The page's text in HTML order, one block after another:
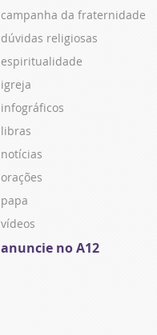
campanha da fraternidade
dúvidas religiosas
espiritualidade
igreja
infográficos
libras
notícias
orações
papa
vídeos
anuncie no A12